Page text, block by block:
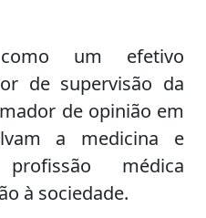
um efetivo
de supervisão da
de opinião em
a medicina e
médica
à sociedade.